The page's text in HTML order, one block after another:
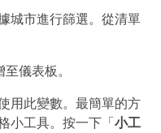
城市進行篩選。從清單
儀表板。
用此變數。最簡單的方
小工具。按一下「小工